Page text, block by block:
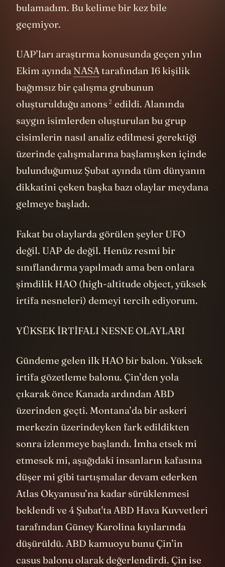
bulamadım. Bu kelime bir kez bile
geçmiyor.
UAP’ları araştırma konusunda geçen yılın
Ekim ayında NASAtarafından 16 kişilik
bağımsız bir çalışma grubunun
oluşturulduğu anons 2 edildi. Alanında
saygın isimlerden oluşturulan bu grup
cisimlerin nasıl analiz edilmesi gerektiği
üzerinde çalışmalarına başlamışken içinde
bulunduğumuz Şubat ayında tüm dünyanın
dikkatini çeken başka bazı olaylar meydana
gelmeye başladı.
Fakat bu olaylarda görülen şeyler UFO
değil. UAP de değil. Henüz resmi bir
sınıflandırma yapılmadı ama ben onlara
şimdilik HAO (high-altitude object, yüksek
irtifa nesneleri) demeyi tercih ediyorum.
YÜKSEK İRTİFALI NESNE OLAYLARI
Gündeme gelen ilk HAO bir balon. Yüksek
irtifa gözetleme balonu. Çin’den yola
çıkarak önce Kanada ardından ABD
üzerinden geçti. Montana’da bir askeri
merkezin üzerindeyken fark edildikten
sonra izlenmeye başlandı. İmha etsek mi
etmesek mi, aşağıdaki insanların kafasına
düşer mi gibi tartışmalar devam ederken
Atlas Okyanusu’na kadar sürüklenmesi
beklendi ve 4 Şubat'ta ABD Hava Kuvvetleri
tarafından Güney Karolina kıyılarında
düşürüldü. ABD kamuoyu bunu Çin’in
casus balonu olarak değerlendirdi. Çin ise